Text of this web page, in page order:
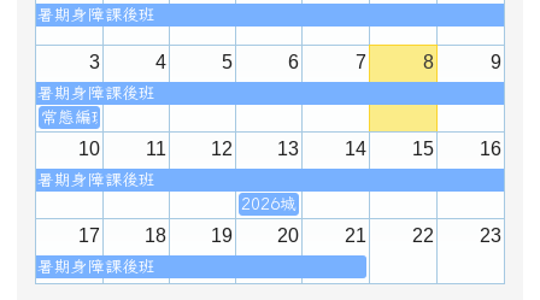
暑期身障課後班
3 4 5 6 7 8 9
暑期身障課後班
常態編班會議
10 11 12 13 14 15 16
暑期身障課後班
2026城鎮韌性防空演習
17 18 19 20 21 22 23
暑期身障課後班